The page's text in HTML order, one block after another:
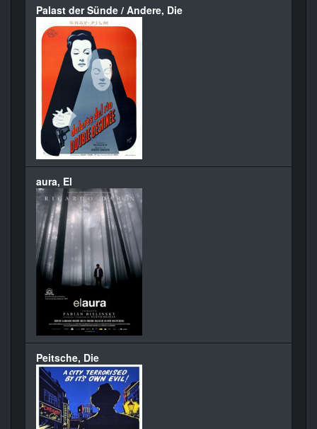
Palast der Sünde / Andere, Die
aura, El
Peitsche, Die